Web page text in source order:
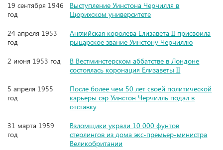
19 сентября 1946
год
Выступление Уинстона Черчилля в
Цюрихском университете
24 апреля 1953
год
Английская королева Елизавета II присвоила
рыцарское звание Уинстону Черчиллю
2 июня 1953 год
В Вестминстерском аббатстве в Лондоне
состоялась коронация Елизаветы II
5 апреля 1955
год
После более чем 50 лет своей политической
карьеры сэр Уинстон Черчилль подал в
отставку
31 марта 1959
год
Взломщики украли 10 000 фунтов
стерлингов из дома экс-премьер-министра
Великобритании